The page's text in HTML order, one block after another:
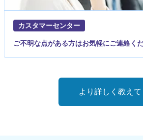
カスタマーセンター
ご不明な点がある方はお気軽にご連絡く
より詳しく教えて